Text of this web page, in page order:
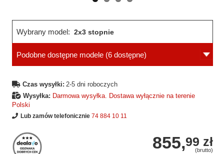
Wybrany model: 2x3 stopnie
Podobne dostępne modele (6 dostępne)
Czas wysyłki: 2-5 dni roboczych
Wysyłka: Darmowa wysyłka. Dostawa wyłącznie na terenie
Polski
Lub zamów telefonicznie 74 884 10 11
855,99 zł
(brutto)